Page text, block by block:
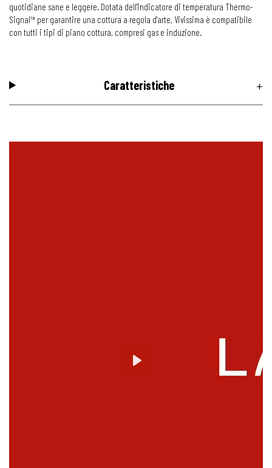
quotidiane sane e leggere. Dotata dell'indicatore di temperatura Thermo-
Signal™ per garantire una cottura a regola d'arte, Vivissima è compatibile
con tutti i tipi di piano cottura, compresi gas e induzione.
Caratteristiche